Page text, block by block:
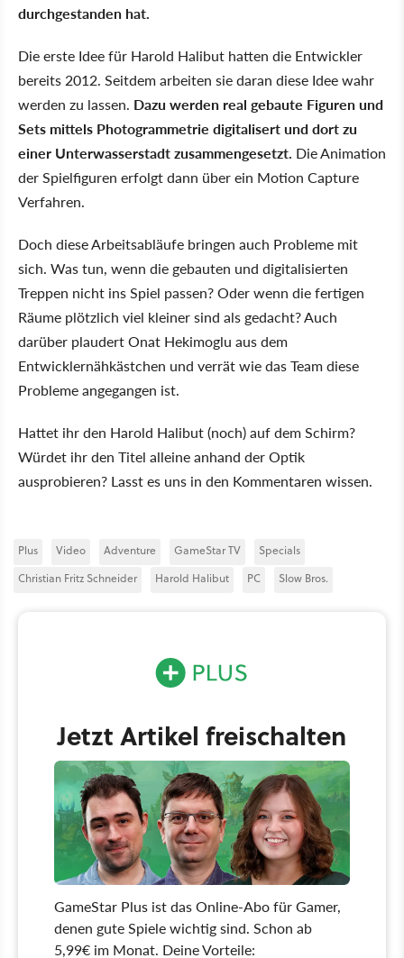
durchgestanden hat.
Die erste Idee für Harold Halibut hatten die Entwickler
bereits 2012. Seitdem arbeiten sie daran diese Idee wahr
werden zu lassen. Dazu werden real gebaute Figuren und
Sets mittels Photogrammetrie digitalisert und dort zu
einer Unterwasserstadt zusammengesetzt. Die Animation
der Spielfiguren erfolgt dann über ein Motion Capture
Verfahren.
Doch diese Arbeitsabläufe bringen auch Probleme mit
sich. Was tun, wenn die gebauten und digitalisierten
Treppen nicht ins Spiel passen? Oder wenn die fertigen
Räume plötzlich viel kleiner sind als gedacht? Auch
darüber plaudert Onat Hekimoglu aus dem
Entwicklernähkästchen und verrät wie das Team diese
Probleme angegangen ist.
Hattet ihr den Harold Halibut (noch) auf dem Schirm?
Würdet ihr den Titel alleine anhand der Optik
ausprobieren? Lasst es uns in den Kommentaren wissen.
Plus Video Adventure GameStar TV
Specials
Christian Fritz Schneider
Harold Halibut PC Slow Bros.
Jetzt Artikel freischalten
GameStar Plus ist das Online-Abo für Gamer,
denen gute Spiele wichtig sind. Schon ab
5,99€ im Monat. Deine Vorteile: